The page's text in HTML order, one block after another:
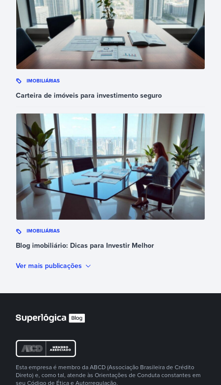
IMOBILIÁRIAS
Carteira de imóveis para investimento seguro
IMOBILIÁRIAS
Blog imobiliário: Dicas para Investir Melhor
Ver mais publicações
Esta empresa é membro da ABCD (Associação Brasileira de Crédito
Direto) e, como tal, atende às Orientações de Conduta constantes em
seu Código de Ética e Autorregulação.